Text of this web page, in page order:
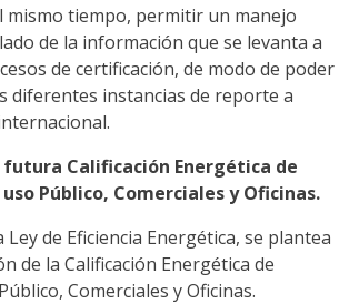
mismo tiempo, permitir un manejo
de la información que se levanta a
de certificación, de modo de poder
diferentes instancias de reporte a
Calificación Energética de
Público, Comerciales y Oficinas.
Ley de Eficiencia Energética, se plantea
de la Calificación Energética de
Comerciales y Oficinas.